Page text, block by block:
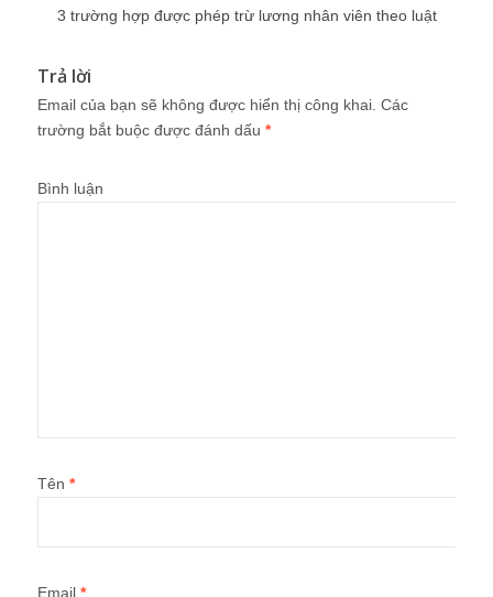
3 trường hợp được phép trừ lương nhân viên theo luật
Trả lời
Email của bạn sẽ không được hiển thị công khai. Các
trường bắt buộc được đánh dấu *
Bình luận
Tên *
Email *